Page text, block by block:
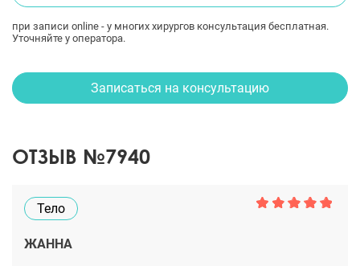
при записи online - у многих хирургов консультация бесплатная.
Уточняйте у оператора.
Записаться на консультацию
ОТЗЫВ №7940
Тело
ЖАННА